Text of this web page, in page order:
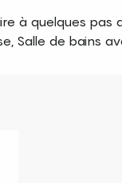
à quelques pas
Salle de bains